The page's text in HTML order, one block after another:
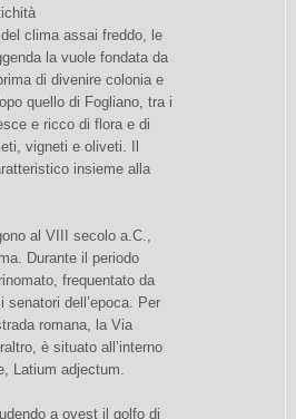
clima assai freddo, le
la vuole fondata da
di divenire colonia e
quello di Fogliano, tra i
e ricco di flora e di
vigneti e oliveti. Il
insieme alla
al VIII secolo a.C.,
Durante il periodo
frequentato da
dell’epoca. Per
romana, la Via
è situato all’interno
Latium adjectum.
a ovest il golfo di